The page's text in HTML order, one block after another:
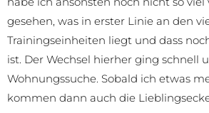
gesehen, was in erster Linie an den
Trainingseinheiten liegt und dass
ist. Der Wechsel hierher ging schnell
Wohnungssuche. Sobald ich etwas
kommen dann auch die